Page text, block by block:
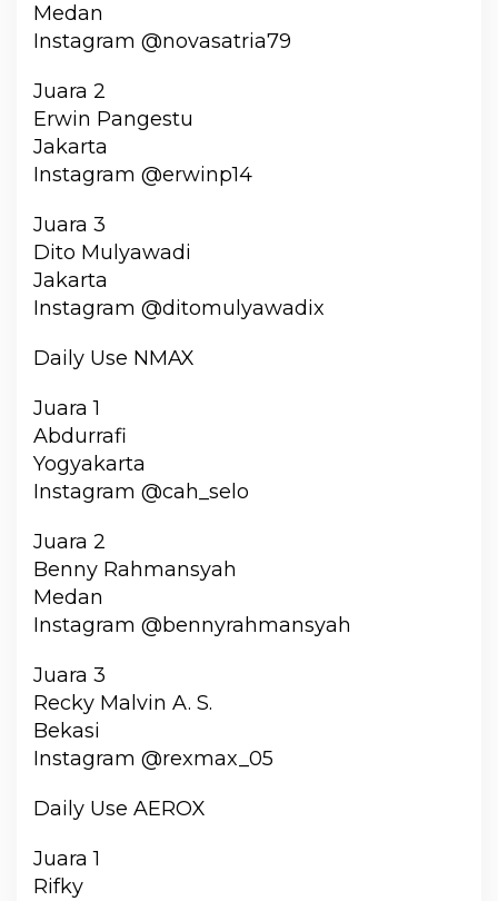
Medan
Instagram @novasatria79
Juara 2
Erwin Pangestu
Jakarta
Instagram @erwinp14
Juara 3
Dito Mulyawadi
Jakarta
Instagram @ditomulyawadix
Daily Use NMAX
Juara 1
Abdurrafi
Yogyakarta
Instagram @cah_selo
Juara 2
Benny Rahmansyah
Medan
Instagram @bennyrahmansyah
Juara 3
Recky Malvin A. S.
Bekasi
Instagram @rexmax_05
Daily Use AEROX
Juara 1
Rifky